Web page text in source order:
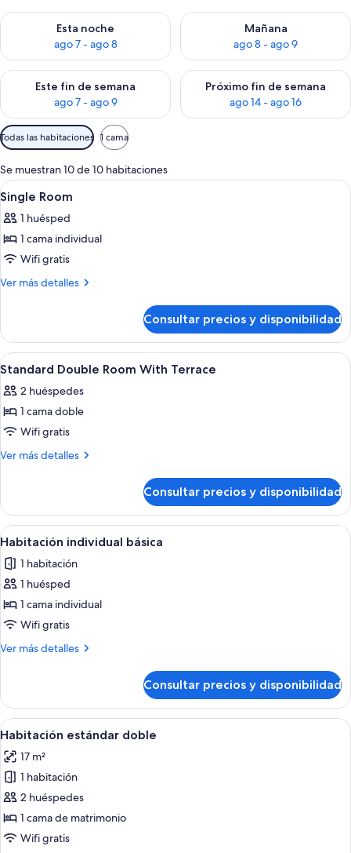
Esta noche
ago 7 - ago 8
Consulta la disponibilidad para esta noche, ago 7 - ago 8
Mañana
ago 8 - ago 9
Consulta la disponibilidad
Este fin de semana
ago 7 - ago 9
Consulta la disponibilidad para este fin de semana, ago 7 -
Próximo fin de semana
ago 14 - ago 16
Consulta la disponibilidad
Filtros
disponibles
para
las
habitaciones
Todas las habitaciones 1 cama
Se muestran 10 de 10 habitaciones
Abrir
todas
las
fotos
de
Single
Ropa de cama de alta calidad,
4
Single Room
1 huésped
1 cama individual
Wifi gratis
Ver más detalles
Más
Room
Consultar precios y disponibilidad
Abrir
todas
las
fotos
de
Standard
With
Terrace
Ropa de cama de alta calidad,
8
Standard Double Room With Terrace
2 huéspedes
1 cama doble
Wifi gratis
Ver más detalles
Más
Double
Room
With
Consultar precios y disponibilidad
Abrir
todas
las
fotos
de
Habitación
individual
Una habitación de hotel con una
4
Habitación individual básica
1 habitación
1 huésped
1 cama individual
Wifi gratis
Ver más detalles
Más
individual
básica
Consultar precios y disponibilidad
Abrir
todas
las
fotos
de
Habitación
estándar
Una cama bien hecha con sábanas
5
Habitación estándar doble
17 m²
1 habitación
2 huéspedes
1 cama de matrimonio
Wifi gratis